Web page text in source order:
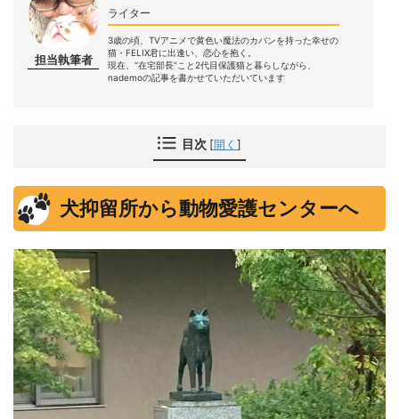
担当執筆者
ライター
3歳の頃、TVアニメで黄色い魔法のカバンを持った幸せの
猫・FELIX君に出逢い、恋心を抱く。
現在、“在宅部長”こと2代目保護猫と暮らしながら、
nademoの記事を書かせていただいています
目次 [開く ]
犬抑留所から動物愛護センターへ